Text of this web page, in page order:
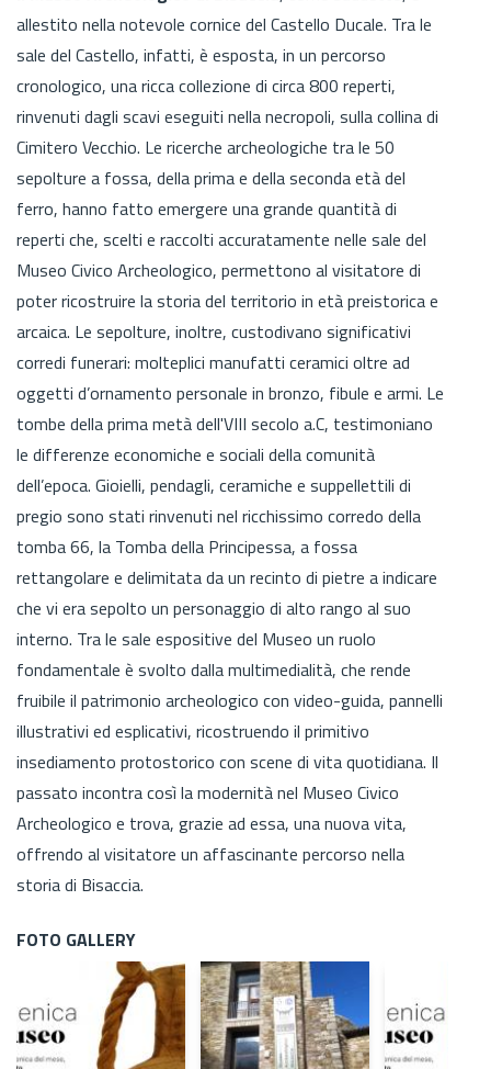
allestito nella notevole cornice del Castello Ducale. Tra le
sale del Castello, infatti, è esposta, in un percorso
cronologico, una ricca collezione di circa 800 reperti,
rinvenuti dagli scavi eseguiti nella necropoli, sulla collina di
Cimitero Vecchio. Le ricerche archeologiche tra le 50
sepolture a fossa, della prima e della seconda età del
ferro, hanno fatto emergere una grande quantità di
reperti che, scelti e raccolti accuratamente nelle sale del
Museo Civico Archeologico, permettono al visitatore di
poter ricostruire la storia del territorio in età preistorica e
arcaica. Le sepolture, inoltre, custodivano significativi
corredi funerari: molteplici manufatti ceramici oltre ad
oggetti d’ornamento personale in bronzo, fibule e armi. Le
tombe della prima metà dell'VIII secolo a.C, testimoniano
le differenze economiche e sociali della comunità
dell’epoca. Gioielli, pendagli, ceramiche e suppellettili di
pregio sono stati rinvenuti nel ricchissimo corredo della
tomba 66, la Tomba della Principessa, a fossa
rettangolare e delimitata da un recinto di pietre a indicare
che vi era sepolto un personaggio di alto rango al suo
interno. Tra le sale espositive del Museo un ruolo
fondamentale è svolto dalla multimedialità, che rende
fruibile il patrimonio archeologico con video-guida, pannelli
illustrativi ed esplicativi, ricostruendo il primitivo
insediamento protostorico con scene di vita quotidiana. Il
passato incontra così la modernità nel Museo Civico
Archeologico e trova, grazie ad essa, una nuova vita,
offrendo al visitatore un affascinante percorso nella
storia di Bisaccia.
FOTO GALLERY